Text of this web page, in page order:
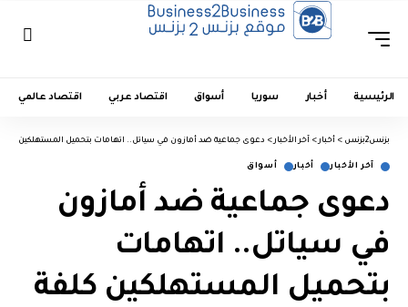
الرئيسية أخبار سوريا أسواق اقتصاد عربي اقتصاد عالمي
بزنس2بزنس > أخبار > آخر الأخبار > دعوى جماعية ضد أمازون في سياتل.. اتهامات بتحميل المستهلكين كلفة
آخر الأخبار أخبار أسواق
دعوى جماعية ضد أمازون
في سياتل.. اتهامات
بتحميل المستهلكين كلفة